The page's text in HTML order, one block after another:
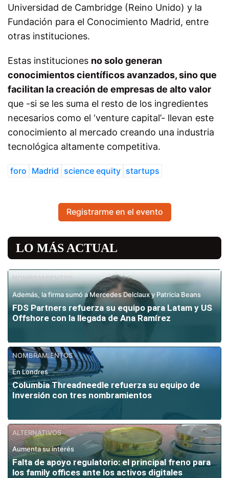
Universidad de Cambridge (Reino Unido) y la
Fundación para el Conocimiento Madrid, entre
otras instituciones.
Estas instituciones no solo generan
conocimientos científicos avanzados, sino que
facilitan la creación de empresas de alto valor
que -si se les suma el resto de los ingredientes
necesarios como el ‘venture capital’- llevan este
conocimiento al mercado creando una industria
tecnológica altamente competitiva.
foro Madrid science equity startups
Registrarme en el evento
LO MÁS ACTUAL
NOMBRAMIENTOS
Además, la firma sumó a Mercedes Delclaux y Patricia Beans
FDS Partners refuerza su equipo para Latam y US
Offshore con la llegada de Ana Ramírez
NOMBRAMIENTOS
En Londres
Columbia Threadneedle refuerza su equipo de
Inversión con tres nombramientos
ALTERNATIVOS
Aumenta su interés
Falta de apoyo regulatorio: el principal freno para
los family offices ante los activos digitales